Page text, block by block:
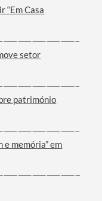
“Em Casa
setor
património
e memória” em